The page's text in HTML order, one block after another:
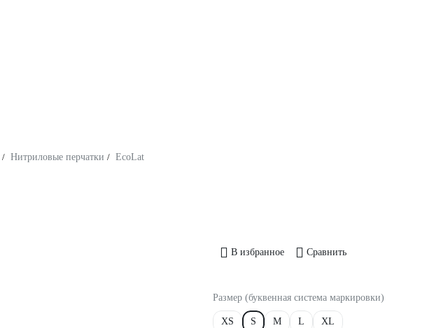
/ Нитриловые перчатки / EcoLat
В избранное Сравнить
Размер (буквенная система маркировки)
XS S M L XL